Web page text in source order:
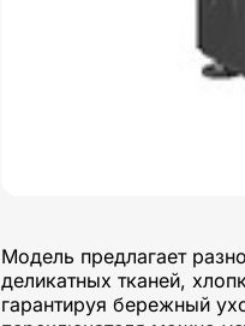
Модель предлагает
деликатных тканей,
гарантируя бережный